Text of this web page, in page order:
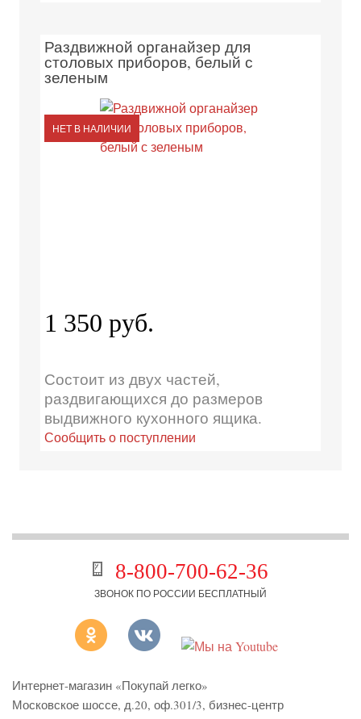
Раздвижной органайзер для
столовых приборов, белый с
зеленым
НЕТ В НАЛИЧИИ
1 350 руб.
Состоит из двух частей,
раздвигающихся до размеров
выдвижного кухонного ящика.
Сообщить о поступлении
8-800-700-62-36
ЗВОНОК ПО РОССИИ БЕСПЛАТНЫЙ
Интернет-магазин «Покупай легко»
Московское шоссе, д.20, оф.301/3, бизнес-центр